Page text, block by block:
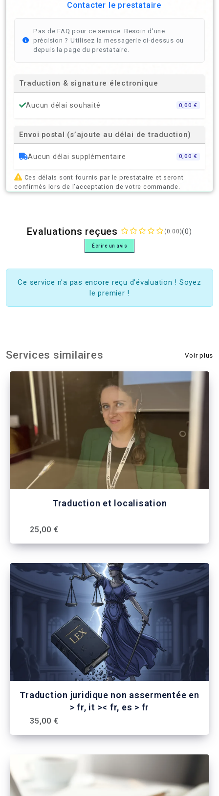
Contacter le prestataire
Pas de FAQ pour ce service. Besoin d'une
précision ? Utilisez la messagerie ci-dessus ou
depuis la page du prestataire.
Traduction & signature électronique
Aucun délai souhaité 0,00 €
Envoi postal (s’ajoute au délai de traduction)
Aucun délai supplémentaire 0,00 €
Ces délais sont fournis par le prestataire et seront
confirmés lors de l’acceptation de votre commande.
Evaluations reçues (0.00)(0)
Écrire un avis
Ce service n'a pas encore reçu d'évaluation ! Soyez
le premier !
Services similaires Voir plus
Traduction et localisation
25,00 €
Traduction juridique non assermentée en
> fr, it >< fr, es > fr
35,00 €